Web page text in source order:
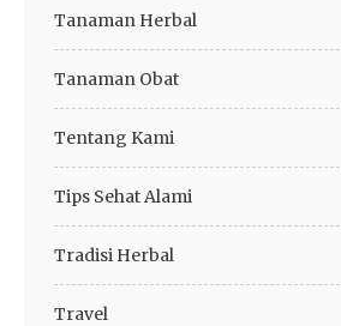
Tanaman Herbal
Tanaman Obat
Tentang Kami
Tips Sehat Alami
Tradisi Herbal
Travel